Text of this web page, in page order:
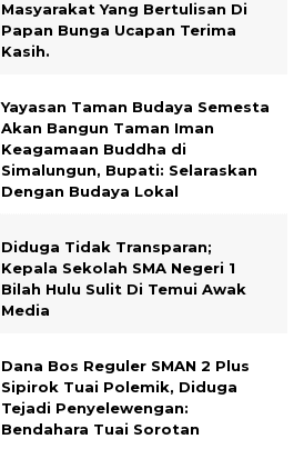
Masyarakat Yang Bertulisan Di
Papan Bunga Ucapan Terima
Kasih.
Yayasan Taman Budaya Semesta
Akan Bangun Taman Iman
Keagamaan Buddha di
Simalungun, Bupati: Selaraskan
Dengan Budaya Lokal
Diduga Tidak Transparan;
Kepala Sekolah SMA Negeri 1
Bilah Hulu Sulit Di Temui Awak
Media
Dana Bos Reguler SMAN 2 Plus
Sipirok Tuai Polemik, Diduga
Tejadi Penyelewengan:
Bendahara Tuai Sorotan